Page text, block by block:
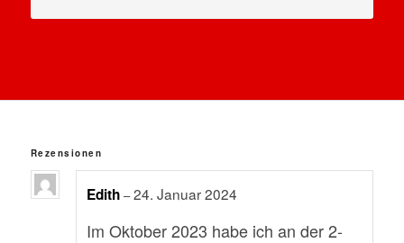
Rezensionen
Edith – 24. Januar 2024
Im Oktober 2023 habe ich an der 2-